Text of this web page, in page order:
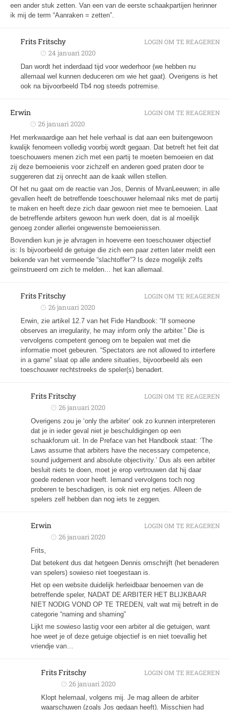
een ander stuk zetten. Van een van de eerste schaakpartijen herinner
ik mij de term “Aanraken = zetten”.
Frits Fritschy
24 januari 2020
Dan wordt het inderdaad tijd voor wederhoor (we hebben nu
allemaal wel kunnen deduceren om wie het gaat). Overigens is het
ook na bijvoorbeeld Tb4 nog steeds potremise.
LOGIN OM TE REAGEREN
Erwin
26 januari 2020
Het merkwaardige aan het hele verhaal is dat aan een buitengewoon
kwalijk fenomeen volledig voorbij wordt gegaan. Dat betreft het feit dat
toeschouwers menen zich met een partij te moeten bemoeien en dat
zij deze bemoeienis voor zichzelf en anderen goed praten door te
suggereren dat zij onrecht aan de kaak willen stellen.
Of het nu gaat om de reactie van Jos, Dennis of MvanLeeuwen; in alle
gevallen heeft de betreffende toeschouwer helemaal niks met de partij
te maken en heeft deze zich daar gewoon niet mee te bemoeien. Laat
de betreffende arbiters gewoon hun werk doen, dat is al moeilijk
genoeg zonder allerlei ongewenste bemoeienissen.
Bovendien kun je je afvragen in hoeverre een toeschouwer objectief
is: Is bijvoorbeeld de getuige die zich een paar zetten later meldt een
bekende van het vermeende “slachtoffer”? Is deze mogelijk zelfs
geïnstrueerd om zich te melden… het kan allemaal.
LOGIN OM TE REAGEREN
Frits Fritschy
26 januari 2020
Erwin, zie artikel 12.7 van het Fide Handbook: “If someone
observes an irregularity, he may inform only the arbiter.” Die is
vervolgens competent genoeg om te bepalen wat met die
informatie moet gebeuren. “Spectators are not allowed to interfere
in a game” slaat op alle andere situaties, bijvoorbeeld als een
toeschouwer rechtstreeks de speler(s) benadert.
LOGIN OM TE REAGEREN
Frits Fritschy
26 januari 2020
Overigens zou je ‘only the arbiter’ ook zo kunnen interpreteren
dat je in ieder geval niet je beschuldigingen op een
schaakforum uit. In de Preface van het Handbook staat: ‘The
Laws assume that arbiters have the necessary competence,
sound judgement and absolute objectivity.’ Dus als een arbiter
besluit niets te doen, moet je erop vertrouwen dat hij daar
goede redenen voor heeft. Iemand vervolgens toch nog
proberen te beschadigen, is ook niet erg netjes. Alleen de
spelers zelf hebben dan nog iets te zeggen.
LOGIN OM TE REAGEREN
Erwin
26 januari 2020
Frits,
Dat betekent dus dat hetgeen Dennis omschrijft (het benaderen
van spelers) sowieso niet toegestaan is.
Het op een website duidelijk herleidbaar benoemen van de
betreffende speler, NADAT DE ARBITER HET BLIJKBAAR
NIET NODIG VOND OP TE TREDEN, valt wat mij betreft in de
categorie “naming and shaming”
Lijkt me sowieso lastig voor een arbiter al die getuigen, want
hoe weet je of deze getuige objectief is en niet toevallig het
vriendje van…
LOGIN OM TE REAGEREN
Frits Fritschy
26 januari 2020
Klopt helemaal, volgens mij. Je mag alleen de arbiter
waarschuwen (zoals Jos gedaan heeft). Misschien had
LOGIN OM TE REAGEREN